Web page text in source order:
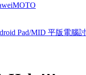
MOTO
Pad/MID 平版電腦